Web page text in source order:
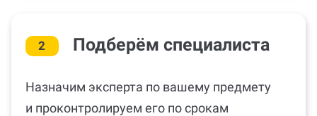
2 Подберём специалиста
Назначим эксперта по вашему предмету
и проконтролируем его по срокам